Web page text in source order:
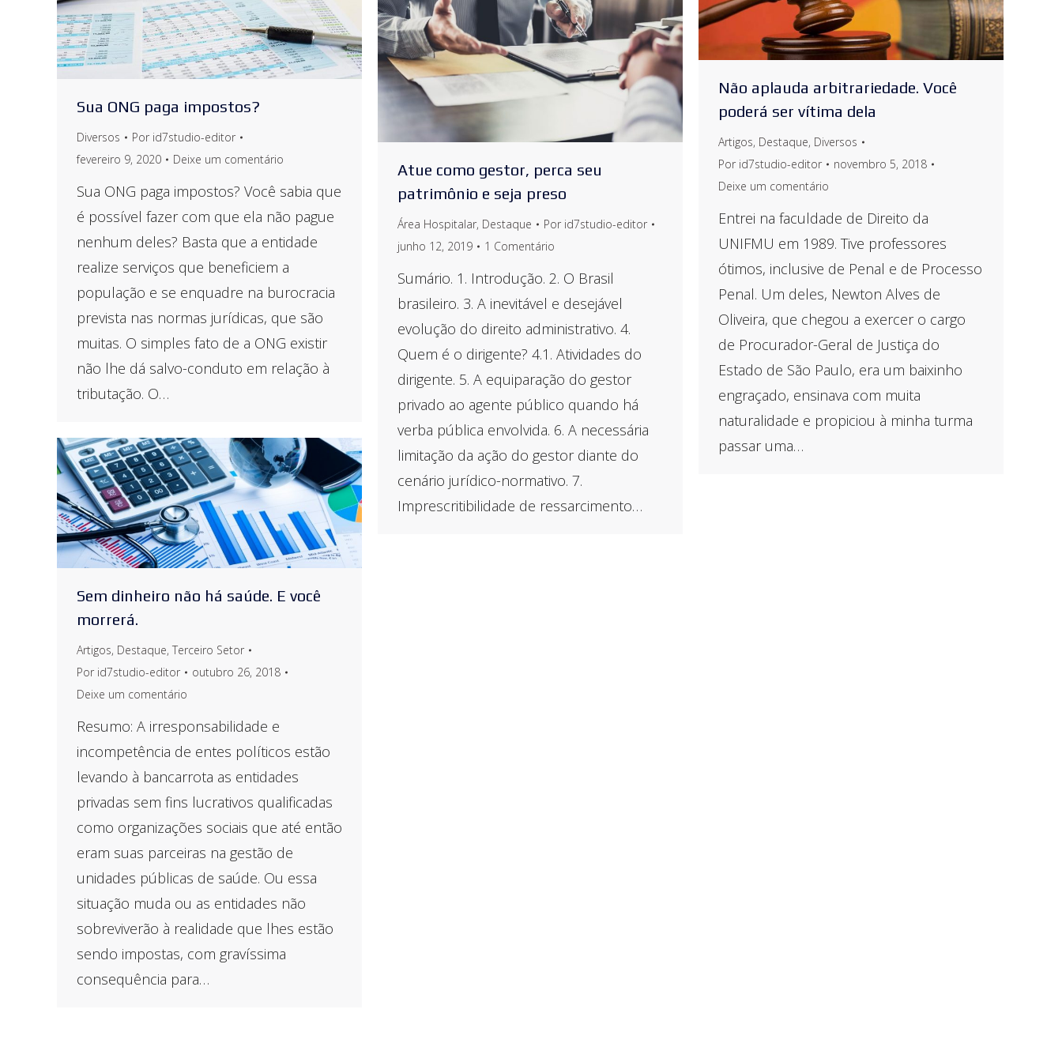
Sua ONG paga impostos?
Diversos Por id7studio-editor
fevereiro 9, 2020
Deixe um comentário
Sua ONG paga impostos? Você sabia que
é possível fazer com que ela não pague
nenhum deles? Basta que a entidade
realize serviços que beneficiem a
população e se enquadre na burocracia
prevista nas normas jurídicas, que são
muitas. O simples fato de a ONG existir
não lhe dá salvo-conduto em relação à
tributação. O…
Atue como gestor, perca seu
patrimônio e seja preso
Área Hospitalar, Destaque Por id7studio-editor
junho 12, 2019
1 Comentário
Sumário. 1. Introdução. 2. O Brasil
brasileiro. 3. A inevitável e desejável
evolução do direito administrativo. 4.
Quem é o dirigente? 4.1. Atividades do
dirigente. 5. A equiparação do gestor
privado ao agente público quando há
verba pública envolvida. 6. A necessária
limitação da ação do gestor diante do
cenário jurídico-normativo. 7.
Imprescritibilidade de ressarcimento…
Não aplauda arbitrariedade. Você
poderá ser vítima dela
Artigos, Destaque, Diversos
Por id7studio-editor
novembro 5, 2018
Deixe um comentário
Entrei na faculdade de Direito da
UNIFMU em 1989. Tive professores
ótimos, inclusive de Penal e de Processo
Penal. Um deles, Newton Alves de
Oliveira, que chegou a exercer o cargo
de Procurador-Geral de Justiça do
Estado de São Paulo, era um baixinho
engraçado, ensinava com muita
naturalidade e propiciou à minha turma
passar uma…
Sem dinheiro não há saúde. E você
morrerá.
Artigos, Destaque, Terceiro Setor
Por id7studio-editor
outubro 26, 2018
Deixe um comentário
Resumo: A irresponsabilidade e
incompetência de entes políticos estão
levando à bancarrota as entidades
privadas sem fins lucrativos qualificadas
como organizações sociais que até então
eram suas parceiras na gestão de
unidades públicas de saúde. Ou essa
situação muda ou as entidades não
sobreviverão à realidade que lhes estão
sendo impostas, com gravíssima
consequência para…